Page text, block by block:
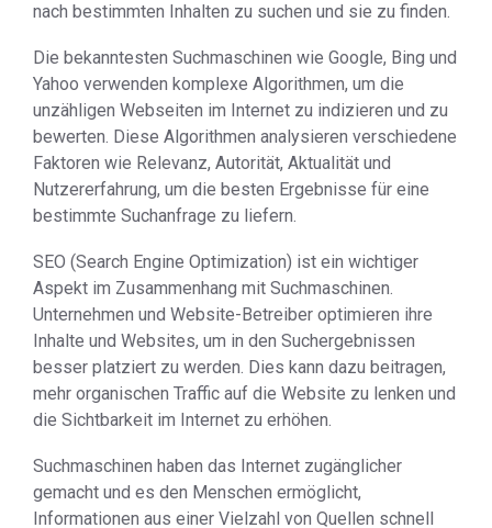
nach bestimmten Inhalten zu suchen und sie zu finden.
Die bekanntesten Suchmaschinen wie Google, Bing und
Yahoo verwenden komplexe Algorithmen, um die
unzähligen Webseiten im Internet zu indizieren und zu
bewerten. Diese Algorithmen analysieren verschiedene
Faktoren wie Relevanz, Autorität, Aktualität und
Nutzererfahrung, um die besten Ergebnisse für eine
bestimmte Suchanfrage zu liefern.
SEO (Search Engine Optimization) ist ein wichtiger
Aspekt im Zusammenhang mit Suchmaschinen.
Unternehmen und Website-Betreiber optimieren ihre
Inhalte und Websites, um in den Suchergebnissen
besser platziert zu werden. Dies kann dazu beitragen,
mehr organischen Traffic auf die Website zu lenken und
die Sichtbarkeit im Internet zu erhöhen.
Suchmaschinen haben das Internet zugänglicher
gemacht und es den Menschen ermöglicht,
Informationen aus einer Vielzahl von Quellen schnell